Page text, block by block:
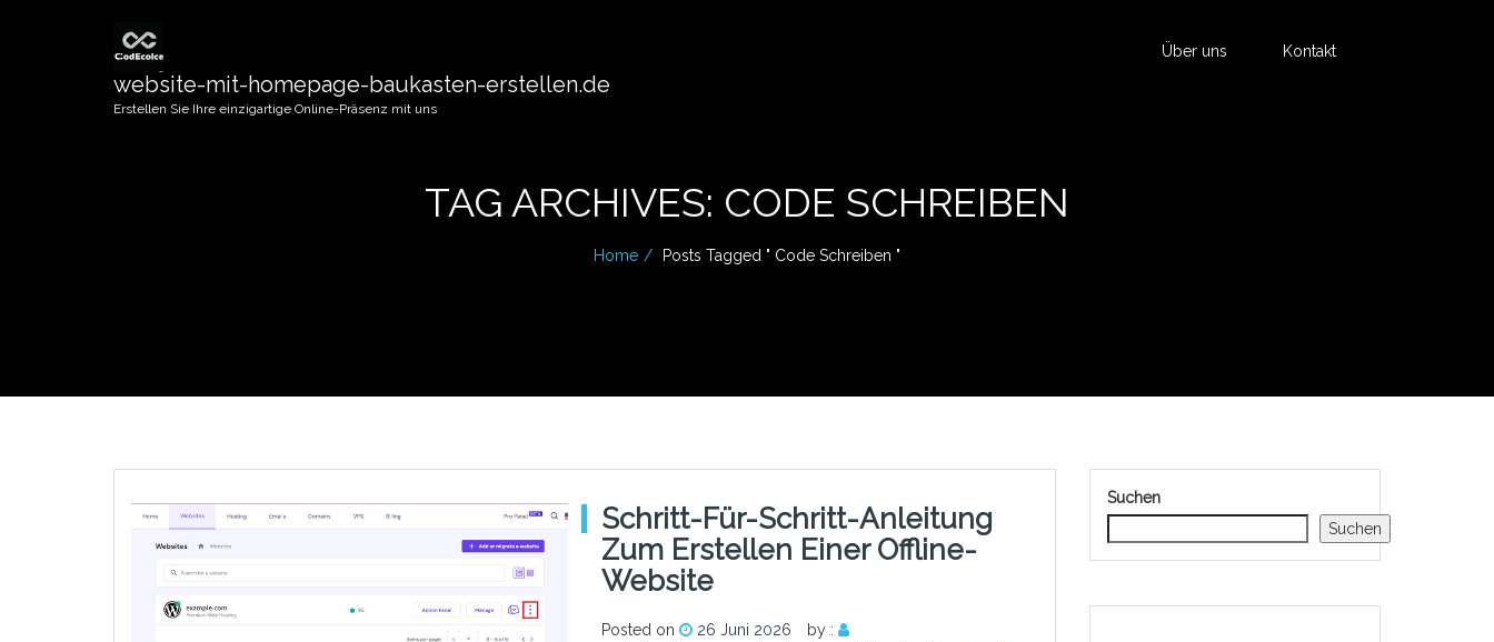
website-mit-homepage-baukasten-erstellen.de
Erstellen Sie Ihre einzigartige Online-Präsenz mit uns
Über uns Kontakt
TAG ARCHIVES: CODE SCHREIBEN
Home Posts Tagged " Code Schreiben "
Schritt-Für-Schritt-Anleitung
Zum Erstellen Einer Offline-
Website
Posted on 26 Juni 2026
by :
Suchen
Suchen